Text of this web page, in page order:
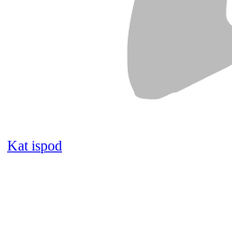
Kat ispod